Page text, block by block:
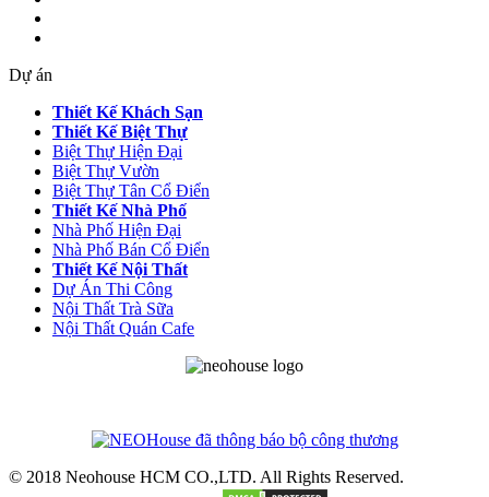
Dự án
Thiết Kế Khách Sạn
Thiết Kế Biệt Thự
Biệt Thự Hiện Đại
Biệt Thự Vườn
Biệt Thự Tân Cổ Điển
Thiết Kế Nhà Phố
Nhà Phố Hiện Đại
Nhà Phố Bán Cổ Điển
Thiết Kế Nội Thất
Dự Án Thi Công
Nội Thất Trà Sữa
Nội Thất Quán Cafe
© 2018 Neohouse HCM CO.,LTD. All Rights Reserved.